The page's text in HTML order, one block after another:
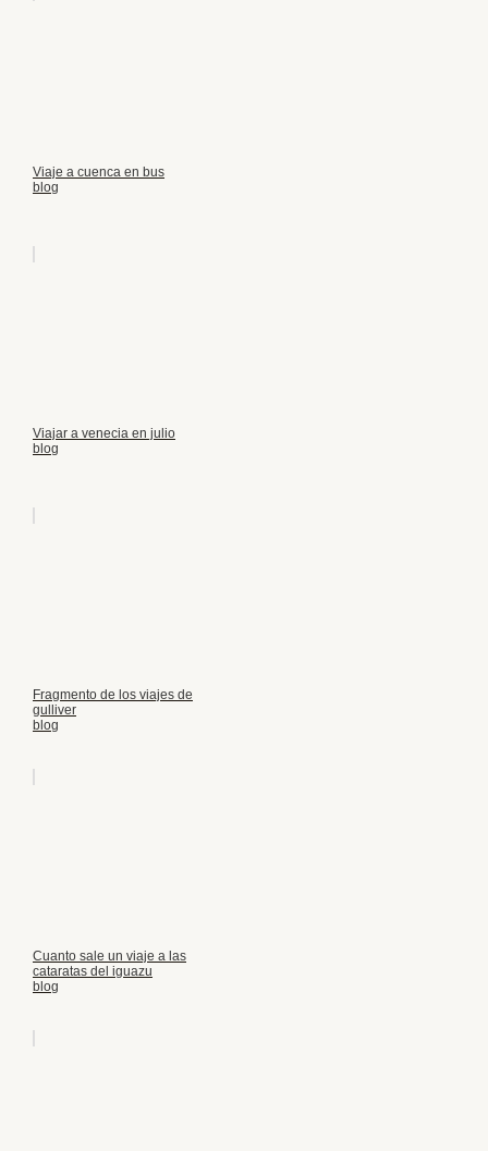
Viaje a cuenca en bus
blog
Viajar a venecia en julio
blog
Fragmento de los viajes de
gulliver
blog
Cuanto sale un viaje a las
cataratas del iguazu
blog